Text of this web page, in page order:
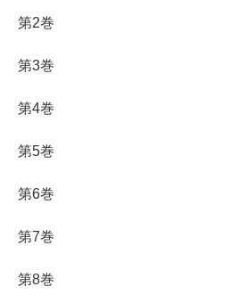
第2巻
第3巻
第4巻
第5巻
第6巻
第7巻
第8巻